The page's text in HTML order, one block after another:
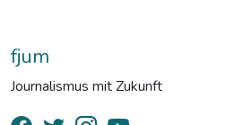
fjum
Journalismus mit Zukunft